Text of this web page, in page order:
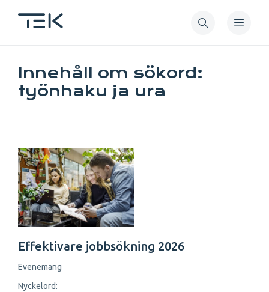
Innehåll om sökord:
työnhaku ja ura
Effektivare jobbsökning 2026
Evenemang
Nyckelord: